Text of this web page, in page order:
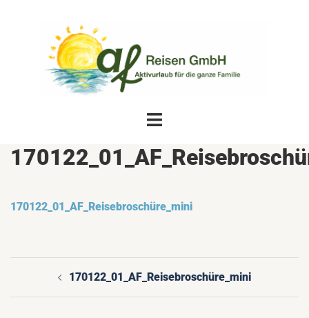
Menü
170122_01_AF_Reisebroschüre_mini
Beitragsnavigation
170122_01_AF_Reisebroschüre_mini